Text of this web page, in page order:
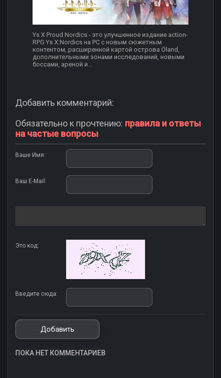
Ys X Proud Nordics - это улучшенное издание action-
RPG Ys X:Nordics на PC с новым сюжетным
контентом, расширенной картой острова Öland,
дополнительными зонами исследований, новыми
боссами, ареной и...
Добавить комментарий:
Обязательно к прочтению: правила и ответы
на частые вопросы
Ваше Имя:
Ваш E-Mail:
Это код:
Введите сюда:
ПОКА НЕТ КОММЕНТАРИЕВ